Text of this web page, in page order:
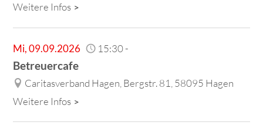
Weitere Infos
Mi,09.09.2026 15:30-
Betreuercafe
Caritasverband Hagen, Bergstr. 81, 58095 Hagen
Weitere Infos